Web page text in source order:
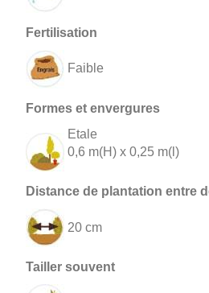
Faible
Etale
0,6 m(H) x 0,25 m(l)
20 cm